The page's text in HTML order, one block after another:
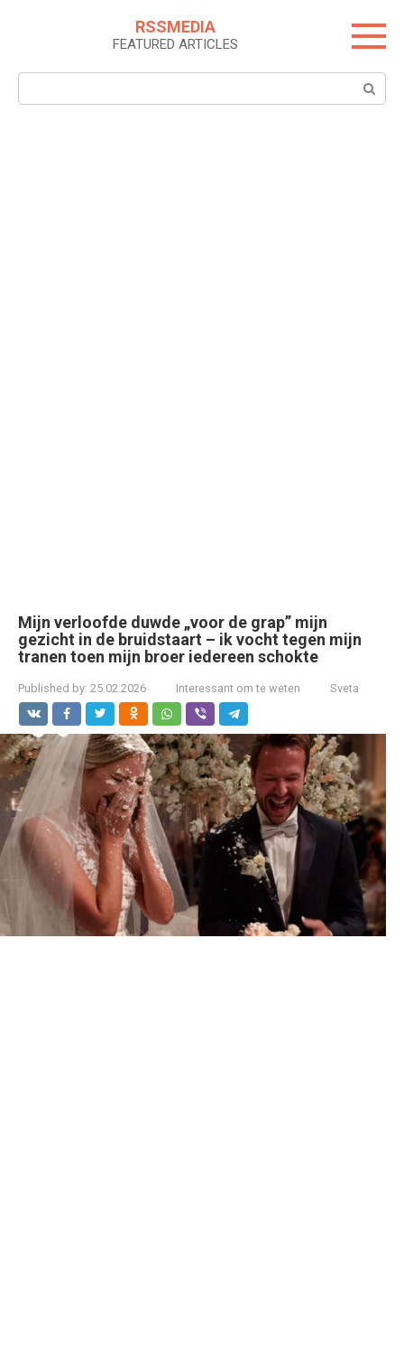
RSSMEDIA
FEATURED ARTICLES
Search:
Mijn verloofde duwde „voor de grap” mijn
gezicht in de bruidstaart – ik vocht tegen mijn
tranen toen mijn broer iedereen schokte
Published by: 25.02.2026 Interessant om te weten Sveta